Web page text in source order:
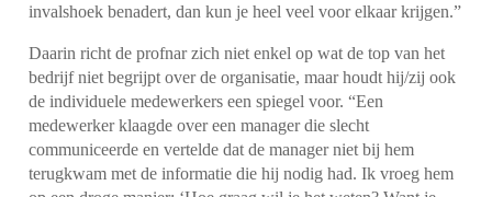
invalshoek benadert, dan kun je heel veel voor elkaar krijgen.”
Daarin richt de profnar zich niet enkel op wat de top van het
bedrijf niet begrijpt over de organisatie, maar houdt hij/zij ook
de individuele medewerkers een spiegel voor. “Een
medewerker klaagde over een manager die slecht
communiceerde en vertelde dat de manager niet bij hem
terugkwam met de informatie die hij nodig had. Ik vroeg hem